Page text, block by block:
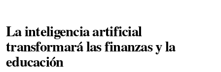
La inteligencia artificial
transformará las finanzas y la
educación